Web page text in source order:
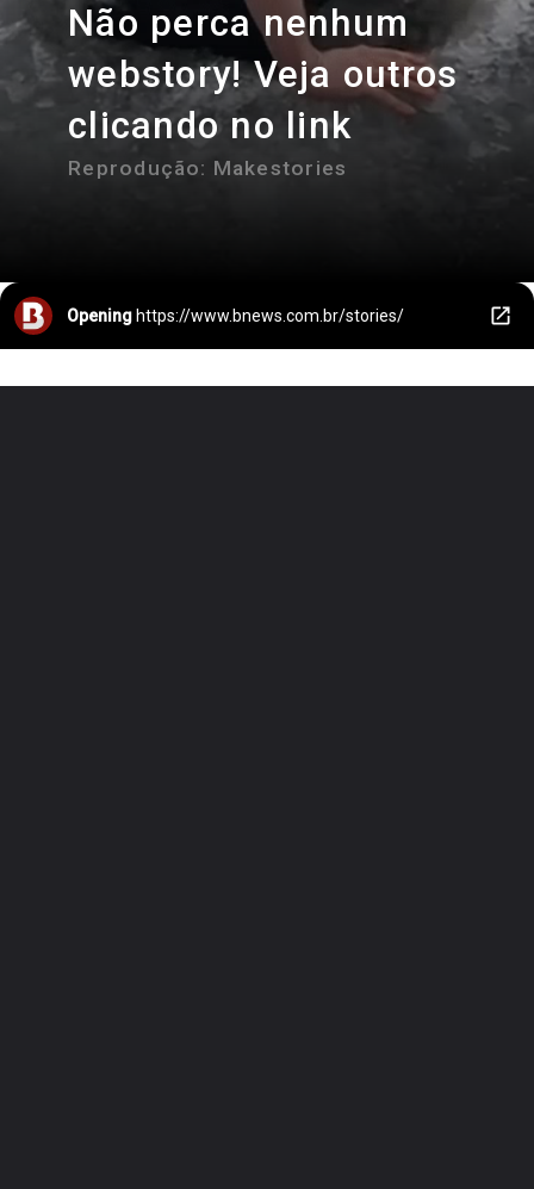
Não perca nenhum
webstory! Veja outros
clicando no link
Reprodução: Makestories
Opening https://www.bnews.com.br/stories/
banheira de gelo